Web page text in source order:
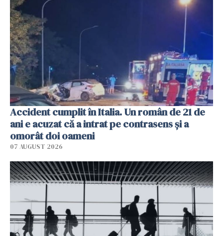
Accident cumplit în Italia. Un român de 21 de
ani e acuzat că a intrat pe contrasens și a
omorât doi oameni
07 AUGUST 2026